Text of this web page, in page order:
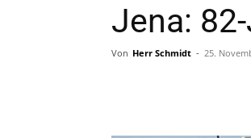
Jena:
Von Herr Schmidt - 25.